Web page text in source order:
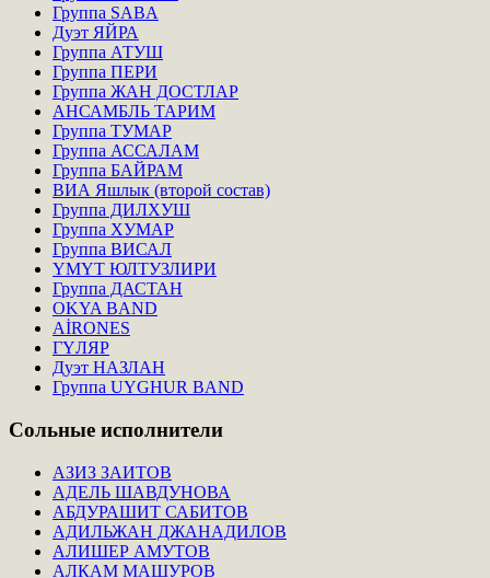
Группа SABA
Дуэт ЯЙРА
Группа АТУШ
Группа ПЕРИ
Группа ЖАН ДОСТЛАР
АНСАМБЛЬ ТАРИМ
Группа ТУМАР
Группа АССАЛАМ
Группа БАЙРАМ
ВИА Яшлык (второй состав)
Группа ДИЛХУШ
Группа ХУМАР
Группа ВИСАЛ
ҮМҮТ ЮЛТУЗЛИРИ
Группа ДАСТАН
OKYA BAND
AİRONES
ГҮЛЯР
Дуэт НАЗЛАН
Группа UYGHUR BAND
Сольные исполнители
АЗИЗ ЗАИТОВ
АДЕЛЬ ШАВДУНОВА
АБДУРАШИТ САБИТОВ
АДИЛЬЖАН ДЖАНАДИЛОВ
АЛИШЕР АМУТОВ
АЛКАМ МАШУРОВ